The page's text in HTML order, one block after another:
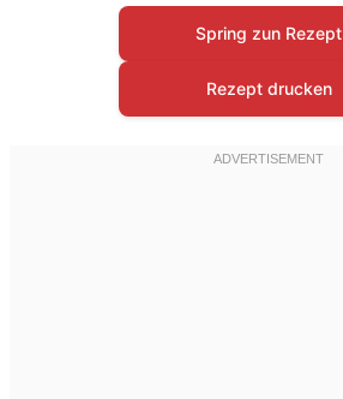
Spring zun Rezept
Rezept drucken